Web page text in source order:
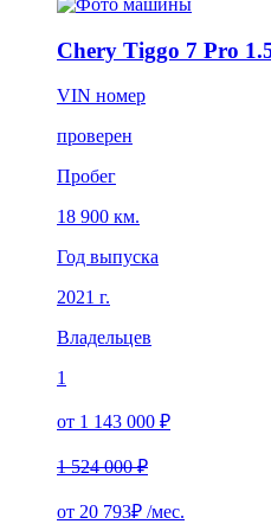
Chery Tiggo 7 Pro
VIN номер
проверен
Пробег
18 900 км.
Год выпуска
2021 г.
Владельцев
1
от 1 143 000 ₽
1 524 000 ₽
от 20 793₽ /мес.